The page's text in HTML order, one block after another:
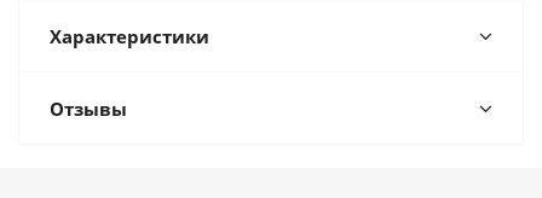
Характеристики
Отзывы